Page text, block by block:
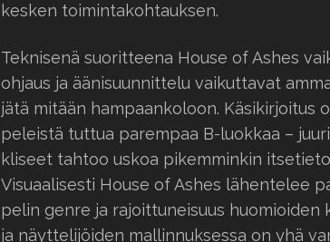
kesken toimintakohtauksen.
Teknisenä suoritteena House of Ashes
ohjaus ja äänisuunnittelu vaikuttavat
jätä mitään hampaankoloon. Käsikirjoitus
peleistä tuttua parempaa B-luokkaa –
kliseet tahtoo uskoa pikemminkin
Visuaalisesti House of Ashes lähentelee
pelin genre ja rajoittuneisuus huomioiden
ja näyttelijöiden mallinnuksessa on yhä